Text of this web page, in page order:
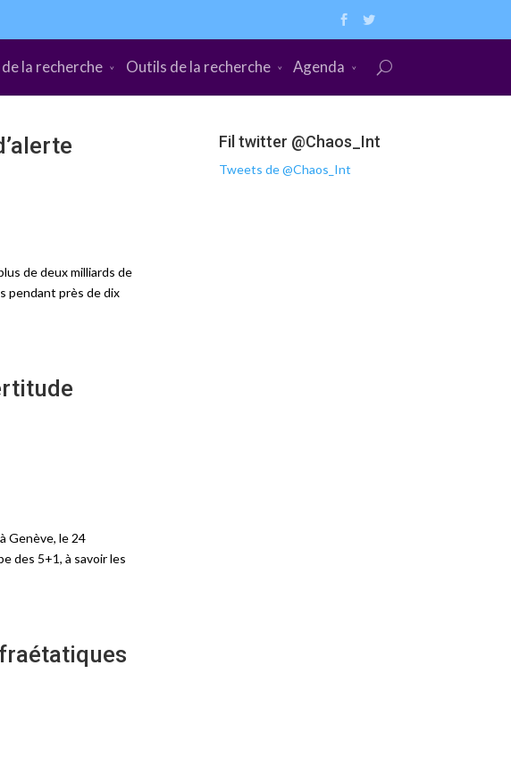
la recherche Outils de la recherche Agenda
de deux milliards de
pendant près de dix
Genève, le 24
des 5+1, à savoir les
Fil twitter @Chaos_Int
Tweets de @Chaos_Int